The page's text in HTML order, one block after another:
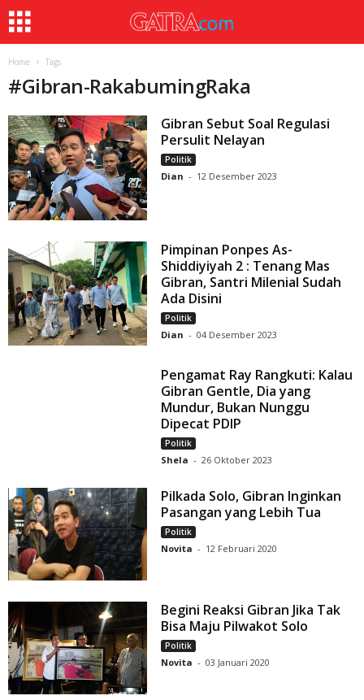
Home Tags
#Gibran-RakabumingRaka
Gibran Sebut Soal Regulasi
Persulit Nelayan
Politik
Dian - 12 Desember 2023
Pimpinan Ponpes As-
Shiddiyiyah 2 : Tenang Mas
Gibran, Santri Milenial Sudah
Ada Disini
Politik
Dian - 04 Desember 2023
Pengamat Ray Rangkuti: Kalau
Gibran Gentle, Dia yang
Mundur, Bukan Nunggu
Dipecat PDIP
Politik
Shela - 26 Oktober 2023
Pilkada Solo, Gibran Inginkan
Pasangan yang Lebih Tua
Politik
Novita - 12 Februari 2020
Begini Reaksi Gibran Jika Tak
Bisa Maju Pilwakot Solo
Politik
Novita - 03 Januari 2020